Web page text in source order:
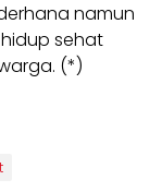
namun
sehat
(*)